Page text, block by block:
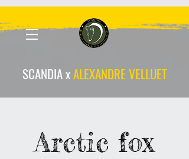
SCANDIA xALEXANDRE VELLUET
Arctic fox